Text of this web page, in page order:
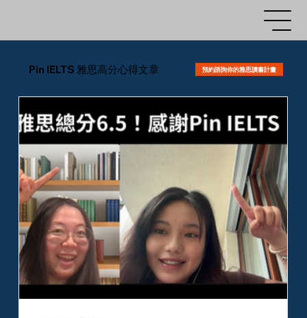
Pin IELTS 雅思高分心得文章 預約諮詢你的雅思讀書計畫